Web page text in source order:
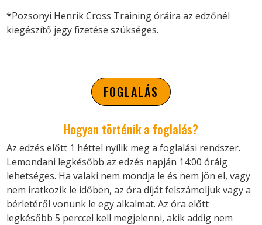
*Pozsonyi Henrik Cross Training óráira az edzőnél
kiegészítő jegy fizetése szükséges.
FOGLALÁS
Hogyan történik a foglalás?
Az edzés előtt 1 héttel nyílik meg a foglalási rendszer.
Lemondani legkésőbb az edzés napján 14:00 óráig
lehetséges. Ha valaki nem mondja le és nem jön el, vagy
nem iratkozik le időben, az óra díját felszámoljuk vagy a
bérletéről vonunk le egy alkalmat. Az óra előtt
legkésőbb 5 perccel kell megjelenni, akik addig nem